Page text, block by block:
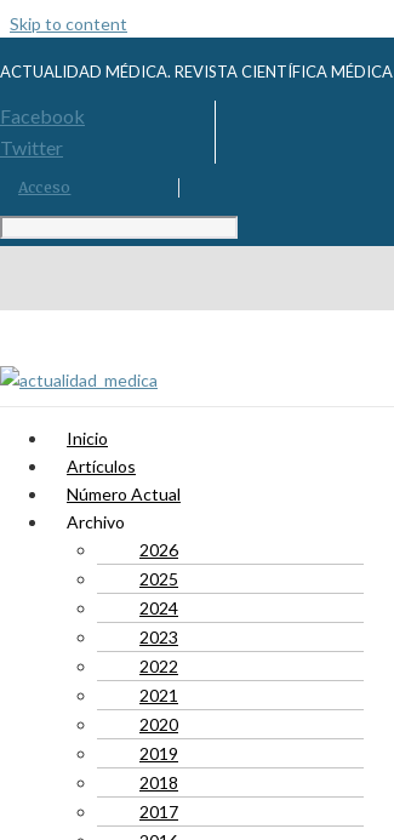
Skip to content
ACTUALIDAD MÉDICA. REVISTA CIENTÍFICA MÉDICA
Facebook
Twitter
Acceso
Inicio
Artículos
Número Actual
Archivo
2026
2025
2024
2023
2022
2021
2020
2019
2018
2017